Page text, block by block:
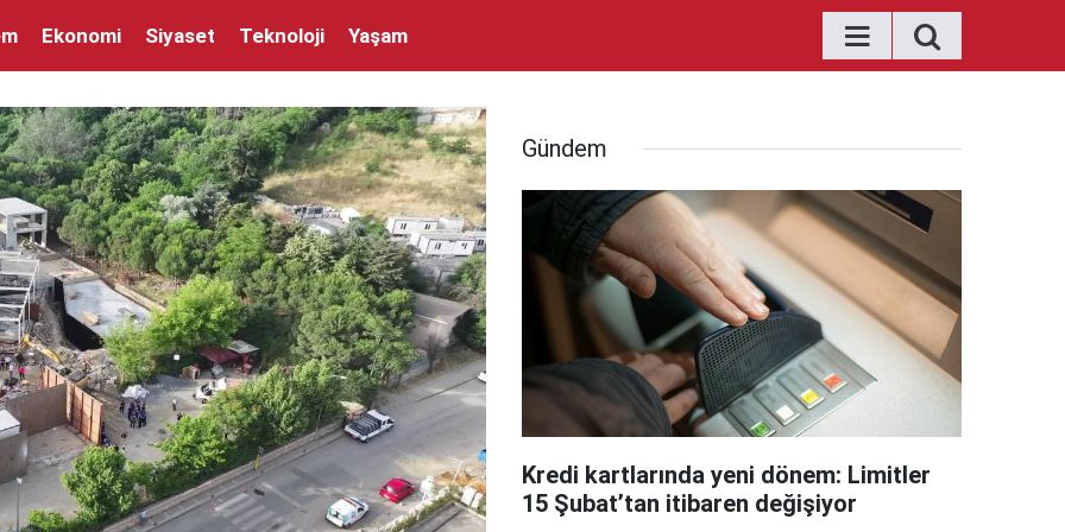
Ekonomi Siyaset Teknoloji Yaşam
Gündem
Kredi kartlarında yeni dönem: Limitler
15 Şubat’tan itibaren değişiyor